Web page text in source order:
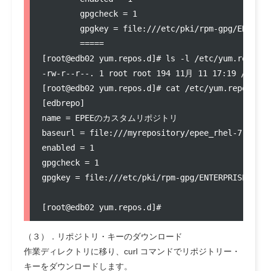
[root@edb02 yum.repos.d]# ls -l /etc/
-rw-r--r--. 1 root root 194 11月 11 17:19 /etc/
[root@edb02 yum.repos.d]# cat /etc/yum.repos.d/
[edbrepo]
name = EPEEのカスタムリポジトリ
baseurl = file:///myrepository/epee_rhel-7.6-
enabled = 1
gpgcheck = 1
gpgkey = file:///etc/pki/rpm-gpg/ENTERPRISEDB-
（３）．リポジトリ・キーのダウンロード
作業ディレクトリに移り、curl コマンドでリポジトリー・
キーをダウンロードします。